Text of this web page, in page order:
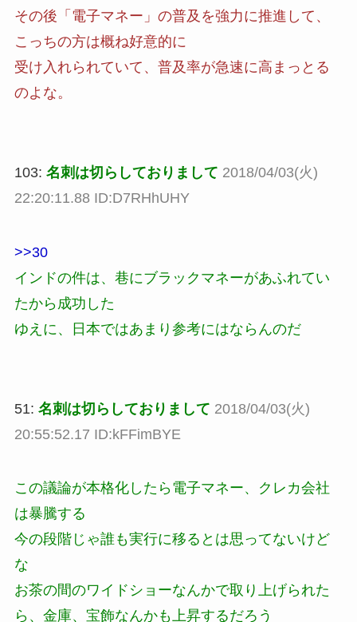
その後「電子マネー」の普及を強力に推進して、
こっちの方は概ね好意的に
受け入れられていて、普及率が急速に高まっとる
のよな。
103: 名刺は切らしておりまして 2018/04/03(火)
22:20:11.88 ID:D7RHhUHY
>>30
インドの件は、巷にブラックマネーがあふれてい
たから成功した
ゆえに、日本ではあまり参考にはならんのだ
51: 名刺は切らしておりまして 2018/04/03(火)
20:55:52.17 ID:kFFimBYE
この議論が本格化したら電子マネー、クレカ会社
は暴騰する
今の段階じゃ誰も実行に移るとは思ってないけど
な
お茶の間のワイドショーなんかで取り上げられた
ら、金庫、宝飾なんかも上昇するだろう